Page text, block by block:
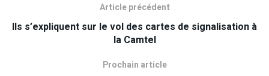
Article précédent
Ils s’expliquent sur le vol des cartes de signalisation à
la Camtel
Prochain article